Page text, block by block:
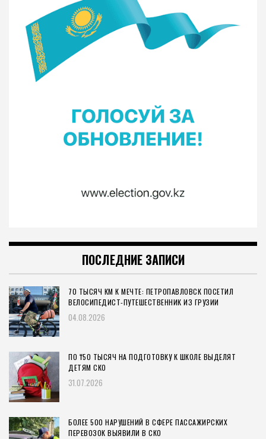
ПОСЛЕДНИЕ ЗАПИСИ
70 ТЫСЯЧ КМ К МЕЧТЕ: ПЕТРОПАВЛОВСК ПОСЕТИЛ
ВЕЛОСИПЕДИСТ-ПУТЕШЕСТВЕННИК ИЗ ГРУЗИИ
04.08.2026
ПО ₸50 ТЫСЯЧ НА ПОДГОТОВКУ К ШКОЛЕ ВЫДЕЛЯТ
ДЕТЯМ СКО
31.07.2026
БОЛЕЕ 500 НАРУШЕНИЙ В СФЕРЕ ПАССАЖИРСКИХ
ПЕРЕВОЗОК ВЫЯВИЛИ В СКО